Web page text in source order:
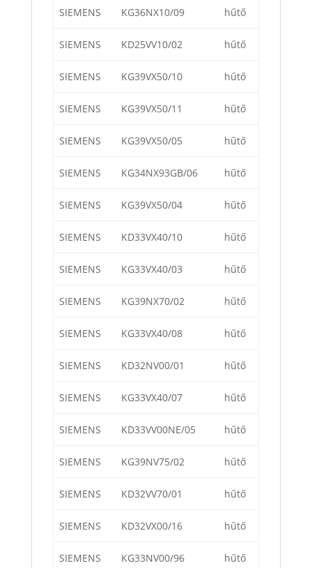
SIEMENS KG36NX10/09 hűtő
SIEMENS KD25VV10/02 hűtő
SIEMENS KG39VX50/10 hűtő
SIEMENS KG39VX50/11 hűtő
SIEMENS KG39VX50/05 hűtő
SIEMENS KG34NX93GB/06 hűtő
SIEMENS KG39VX50/04 hűtő
SIEMENS KD33VX40/10 hűtő
SIEMENS KG33VX40/03 hűtő
SIEMENS KG39NX70/02 hűtő
SIEMENS KG33VX40/08 hűtő
SIEMENS KD32NV00/01 hűtő
SIEMENS KG33VX40/07 hűtő
SIEMENS KD33VV00NE/05 hűtő
SIEMENS KG39NV75/02 hűtő
SIEMENS KD32VV70/01 hűtő
SIEMENS KD32VX00/16 hűtő
SIEMENS KG33NV00/96 hűtő